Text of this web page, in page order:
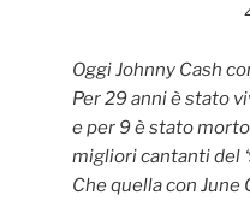
Oggi Johnny Cash
Per 29 anni è stato
e per 9 è stato
migliori cantanti del
Che quella con June